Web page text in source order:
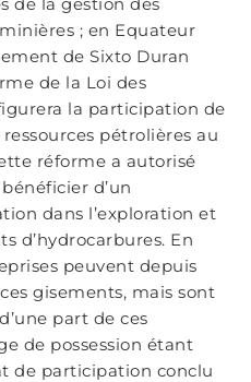
; en Equateur
de Sixto Duran
de la Loi des
la participation de
pétrolières au
réforme a autorisé
d’un
dans l’exploration et
d’hydrocarbures. En
peuvent depuis
gisements, mais sont
part de ces
de possession étant
de participation conclu